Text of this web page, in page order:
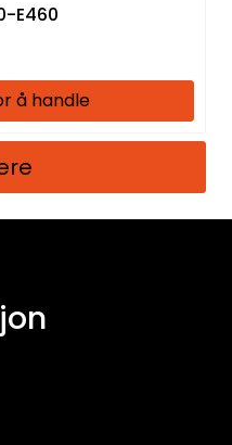
E460
å handle